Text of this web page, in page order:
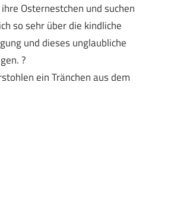
Osternestchen und suchen
so sehr über die kindliche
und dieses unglaubliche
?
ein Tränchen aus dem